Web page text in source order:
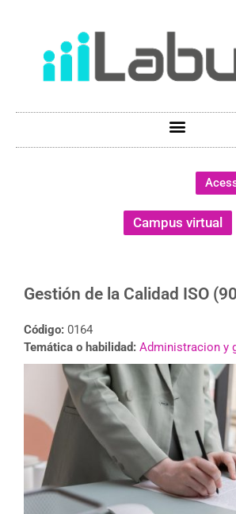
Campus virtual
Gestión de la Calidad ISO
Código: 0164
Temática o habilidad: Administracion y